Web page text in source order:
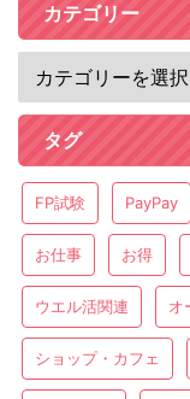
カテゴリー
タグ
FP試験 PayPay
お仕事 お得
ウエル活関連 オ
ショップ・カフェ